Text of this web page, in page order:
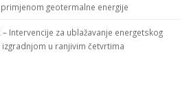
geotermalne energije
– Intervencije za ublažavanje energetskog
u ranjivim četvrtima